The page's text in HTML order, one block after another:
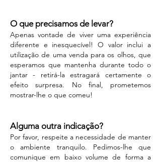
O que precisamos de levar?
Apenas vontade de viver uma experiência
diferente e inesquecível! O valor inclui a
utilização de uma venda para os olhos, que
esperamos que mantenha durante todo o
jantar - retirá-la estragará certamente o
efeito surpresa. No final, prometemos
mostrar-lhe o que comeu!
Alguma outra indicação?
Por favor, respeite a necessidade de manter
o ambiente tranquilo. Pedimos-lhe que
comunique em baixo volume de forma a